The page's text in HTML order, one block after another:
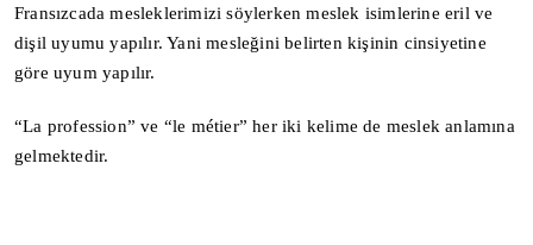
Fransızcada mesleklerimizi söylerken meslek isimlerine eril ve
dişil uyumu yapılır. Yani mesleğini belirten kişinin cinsiyetine
göre uyum yapılır.
“La profession” ve “le métier” her iki kelime de meslek anlamına
gelmektedir.